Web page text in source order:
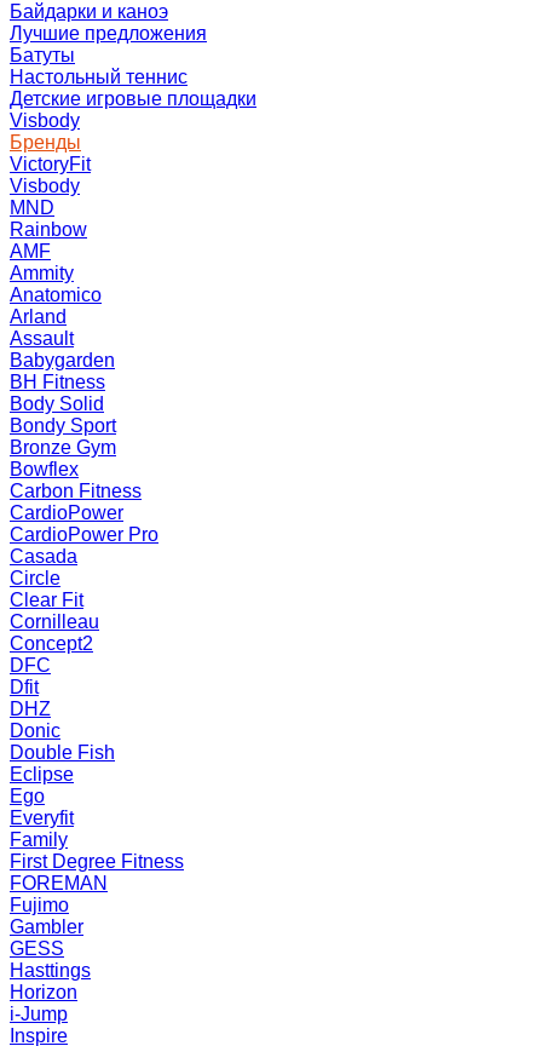
Байдарки и каноэ
Лучшие предложения
Батуты
Настольный теннис
Детские игровые площадки
Visbody
Бренды
VictoryFit
Visbody
MND
Rainbow
AMF
Ammity
Anatomico
Arland
Assault
Babygarden
BH Fitness
Body Solid
Bondy Sport
Bronze Gym
Bowflex
Carbon Fitness
CardioPower
CardioPower Pro
Casada
Circle
Clear Fit
Cornilleau
Concept2
DFC
Dfit
DHZ
Donic
Double Fish
Eclipse
Ego
Everyfit
Family
First Degree Fitness
FOREMAN
Fujimo
Gambler
GESS
Hasttings
Horizon
i-Jump
Inspire